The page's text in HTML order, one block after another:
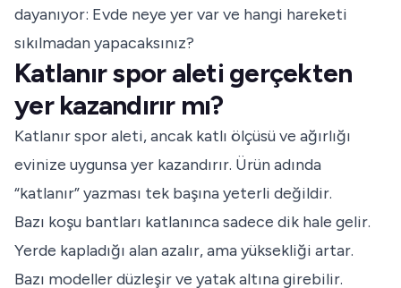
dayanıyor: Evde neye yer var ve hangi hareketi
sıkılmadan yapacaksınız?
Katlanır spor aleti gerçekten
yer kazandırır mı?
Katlanır spor aleti, ancak katlı ölçüsü ve ağırlığı
evinize uygunsa yer kazandırır. Ürün adında
“katlanır” yazması tek başına yeterli değildir.
Bazı koşu bantları katlanınca sadece dik hale gelir.
Yerde kapladığı alan azalır, ama yüksekliği artar.
Bazı modeller düzleşir ve yatak altına girebilir.